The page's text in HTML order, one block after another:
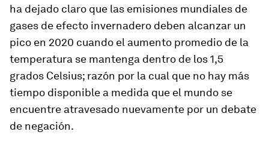
ha dejado claro que las emisiones mundiales de
gases de efecto invernadero deben alcanzar un
pico en 2020 cuando el aumento promedio de la
temperatura se mantenga dentro de los 1,5
grados Celsius; razón por la cual que no hay más
tiempo disponible a medida que el mundo se
encuentre atravesado nuevamente por un debate
de negación.